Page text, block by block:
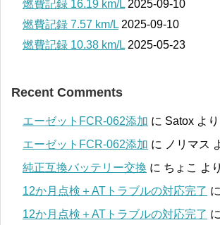
燃費記録 16.19 km/L 2025-09-10
燃費記録 7.57 km/L 2025-09-10
燃費記録 10.38 km/L 2025-05-23
Recent Comments
エーゼットFCR-062添加 に Satox より
エーゼットFCR-062添加 に ノリマス
純正互換バッテリー交換 に ちょこ より
12か月点検＋ATトラブルの対応完了 に
12か月点検＋ATトラブルの対応完了 に